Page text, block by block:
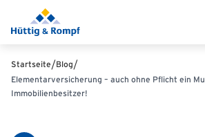
Baufinanzierung
RechnerBaufinanzierungsrechner
Partnerschaft
Partner werden
Reports
Käuferprofile 2026 10 Jahre
Charts & Rechner
Startseite/Blog/
Elementarversicherung – auch ohne Pflicht ein
Immobilienbesitzer!